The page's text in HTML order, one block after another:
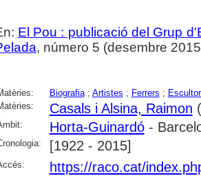
El Pou : publicació del Grup
, número 5 (desembre
Biografia; Artistes ; Ferrers ;
Casals i Alsina, Raimon
Horta-Guinardó-
[1922 - 2015]
https://raco.cat/